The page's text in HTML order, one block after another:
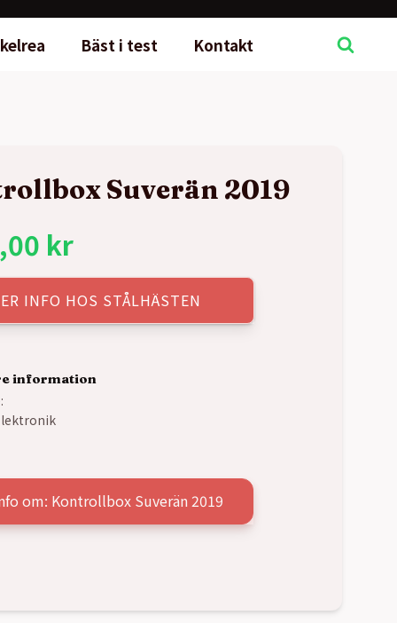
Bäst i test Kontakt
Suverän 2019
kr
INFO HOS STÅLHÄSTEN
information
om: Kontrollbox Suverän 2019